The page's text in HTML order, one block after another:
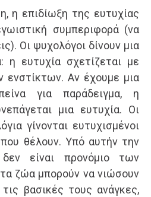
η επιδίωξη της ευτυχίας
συμπεριφορά (να
Οι ψυχολόγοι δίνουν μια
η ευτυχία σχετίζεται με
ενστίκτων. Αν έχουμε μια
για παράδειγμα, η
μια ευτυχία. Οι
γίνονται ευτυχισμένοι
θέλουν. Υπό αυτήν την
είναι προνόμιο των
ζώα μπορούν να νιώσουν
βασικές τους ανάγκες,